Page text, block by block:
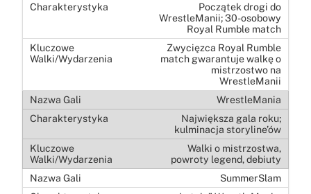
Początek drogi do
WrestleManii; 30-osobowy
Royal Rumble match
Zwycięzca Royal Rumble
match gwarantuje walkę o
mistrzostwo na
WrestleManii
WrestleMania
Największa gala roku;
kulminacja storyline’ów
Walki o mistrzostwa,
powroty legend, debiuty
SummerSlam